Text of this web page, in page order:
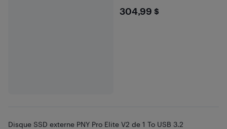
$304.99
304,99 $
Disque SSD externe PNY Pro Elite V2 de 1 To USB 3.2